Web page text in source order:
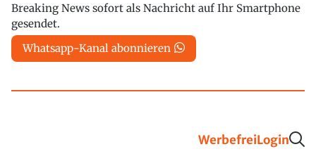
Breaking News sofort als Nachricht auf Ihr Smartphone
gesendet.
Whatsapp-Kanal abonnieren
WerbefreiLogin